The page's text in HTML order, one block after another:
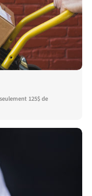
125$ de